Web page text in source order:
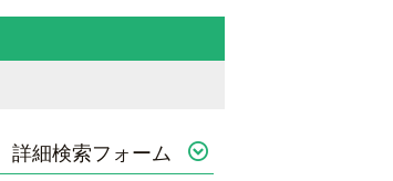
詳細検索フォーム